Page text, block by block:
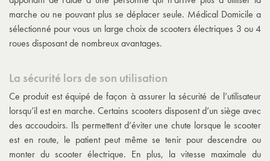
marche ou ne pouvant plus se déplacer seule. Médical Domicile a
sélectionné pour vous un large choix de scooters électriques 3 ou 4
roues disposant de nombreux avantages.
La sécurité lors de son utilisation
Ce produit est équipé de façon à assurer la sécurité de l’utilisateur
lorsqu’il est en marche. Certains scooters disposent d’un siège avec
des accoudoirs. Ils permettent d’éviter une chute lorsque le scooter
est en route, le patient peut même se tenir pour descendre ou
monter du scooter électrique. En plus, la vitesse maximale du